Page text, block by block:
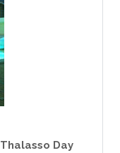
Thalasso Day